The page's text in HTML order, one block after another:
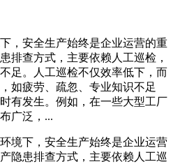
，安全生产始终是企业运营的重
排查方式，主要依赖人工巡检，
足。人工巡检不仅效率低下，而
如疲劳、疏忽、专业知识不足
有发生。例如，在一些大型工厂
广泛，...
境下，安全生产始终是企业运营
隐患排查方式，主要依赖人工巡